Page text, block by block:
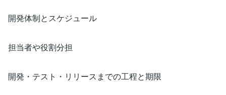
開発体制とスケジュール
担当者や役割分担
開発・テスト・リリースまでの工程と期限